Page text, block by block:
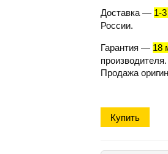
Доставка — 1-
России.
Гарантия — 18
производителя.
Продажа